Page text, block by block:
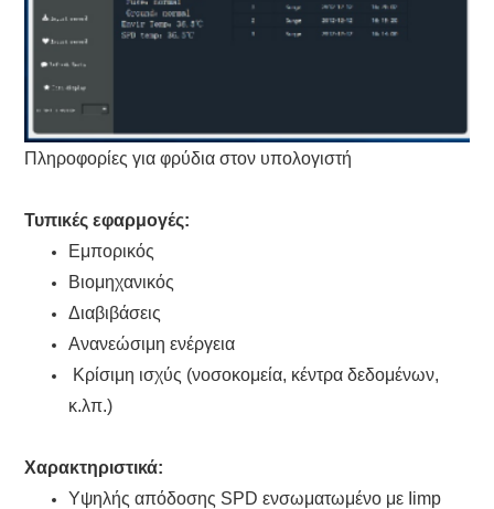
Πληροφορίες για φρύδια στον υπολογιστή
Τυπικές εφαρμογές:
Εμπορικός
Βιομηχανικός
Διαβιβάσεις
Ανανεώσιμη ενέργεια
Κρίσιμη ισχύς (νοσοκομεία, κέντρα δεδομένων,
κ.λπ.)
Χαρακτηριστικά:
Υψηλής απόδοσης SPD ενσωματωμένο με Iimp